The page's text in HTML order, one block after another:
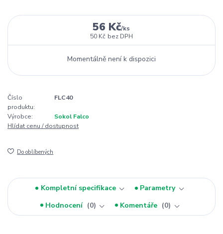
56 Kč/ks
50 Kč bez DPH
Momentálně není k dispozici
Číslo
produktu:
FLC40
Výrobce:
Sokol Falco
Hlídat cenu / dostupnost
Do oblíbených
Kompletní specifikace
Parametry
Hodnocení
0 Komentáře 0